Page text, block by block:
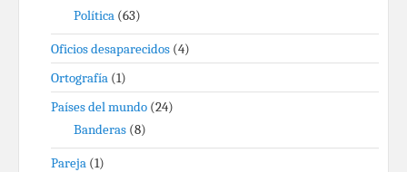
Política (63)
Oficios desaparecidos (4)
Ortografía (1)
Países del mundo (24)
Banderas (8)
Pareja (1)